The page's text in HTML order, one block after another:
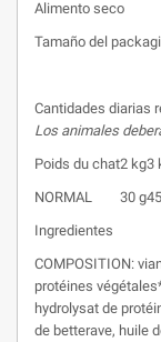
Alimento seco
Tamaño del
Cantidades diarias
Los animales
Poids du chat2 kg3
NORMAL
30 g
Ingredientes
COMPOSITION:
protéines
hydrolysat de
de betterave, huile